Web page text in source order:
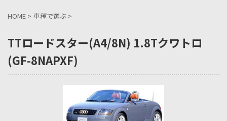
HOME > 車種で選ぶ >
TTロードスター(A4/8N) 1.8Tクワトロ
(GF-8NAPXF)